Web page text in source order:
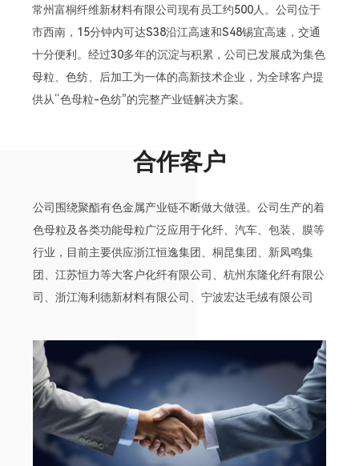
常州富桐纤维新材料有限公司现有员工约500人。公司位于
市西南，15分钟内可达S38沿江高速和S48锡宜高速，交通
十分便利。经过30多年的沉淀与积累，公司已发展成为集色
母粒、色纺、后加工为一体的高新技术企业，为全球客户提
供从“色母粒-色纺”的完整产业链解决方案。
合作客户
公司围绕聚酯有色金属产业链不断做大做强。公司生产的着
色母粒及各类功能母粒广泛应用于化纤、汽车、包装、膜等
行业，目前主要供应浙江恒逸集团、桐昆集团、新凤鸣集
团、江苏恒力等大客户化纤有限公司、杭州东隆化纤有限公
司、浙江海利德新材料有限公司、宁波宏达毛绒有限公司